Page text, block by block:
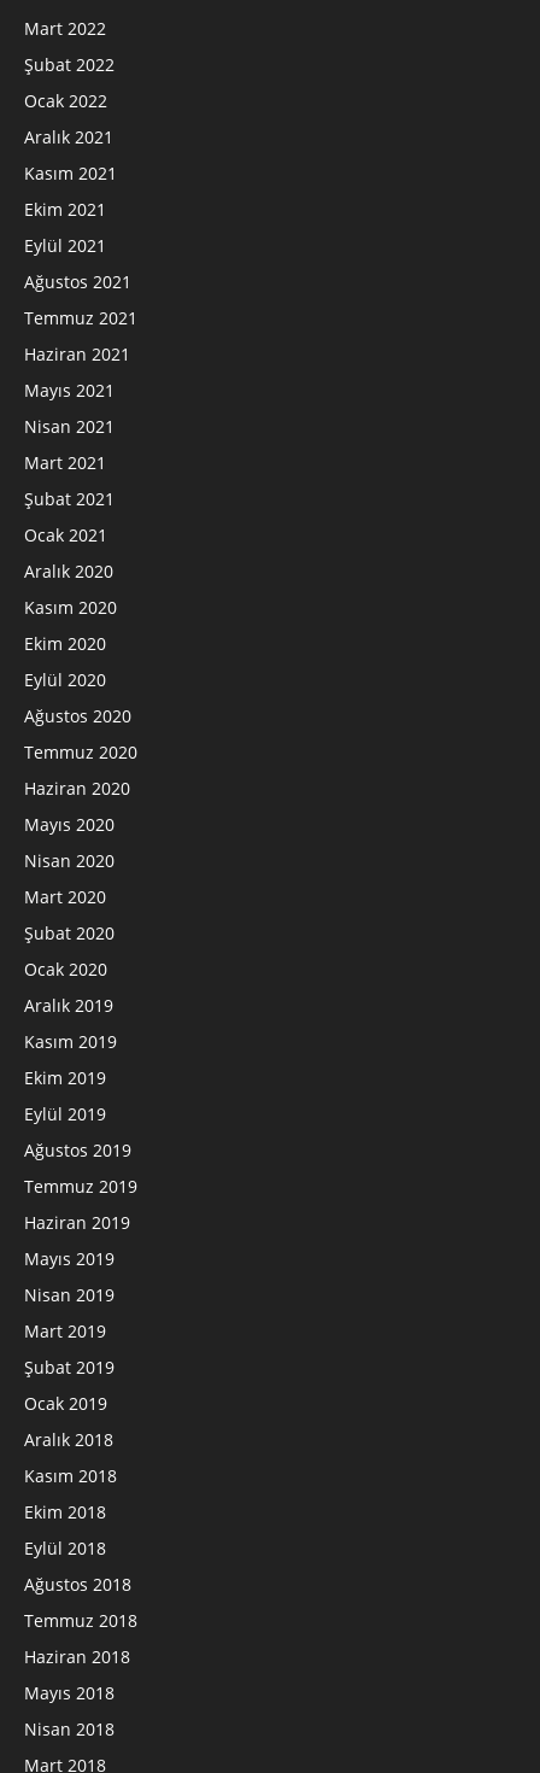
Mart 2022
Şubat 2022
Ocak 2022
Aralık 2021
Kasım 2021
Ekim 2021
Eylül 2021
Ağustos 2021
Temmuz 2021
Haziran 2021
Mayıs 2021
Nisan 2021
Mart 2021
Şubat 2021
Ocak 2021
Aralık 2020
Kasım 2020
Ekim 2020
Eylül 2020
Ağustos 2020
Temmuz 2020
Haziran 2020
Mayıs 2020
Nisan 2020
Mart 2020
Şubat 2020
Ocak 2020
Aralık 2019
Kasım 2019
Ekim 2019
Eylül 2019
Ağustos 2019
Temmuz 2019
Haziran 2019
Mayıs 2019
Nisan 2019
Mart 2019
Şubat 2019
Ocak 2019
Aralık 2018
Kasım 2018
Ekim 2018
Eylül 2018
Ağustos 2018
Temmuz 2018
Haziran 2018
Mayıs 2018
Nisan 2018
Mart 2018